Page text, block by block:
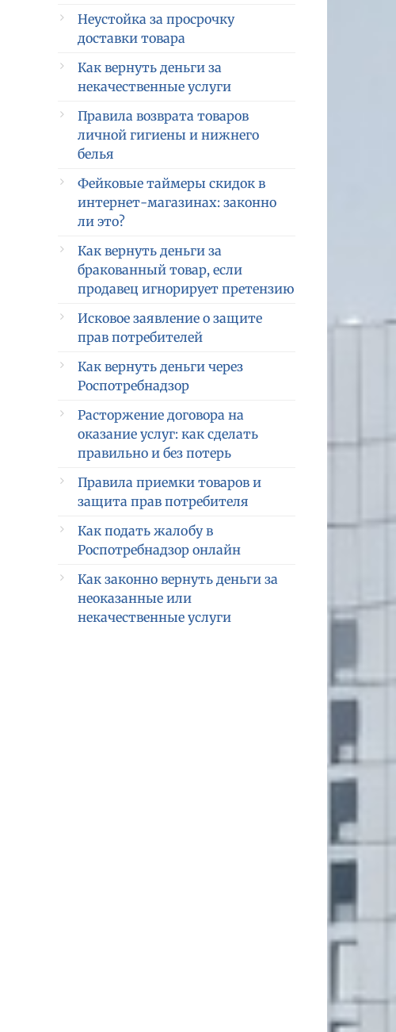
Неустойка за просрочку
доставки товара
Как вернуть деньги за
некачественные услуги
Правила возврата товаров
личной гигиены и нижнего
белья
Фейковые таймеры скидок в
интернет-магазинах: законно
ли это?
Как вернуть деньги за
бракованный товар, если
продавец игнорирует претензию
Исковое заявление о защите
прав потребителей
Как вернуть деньги через
Роспотребнадзор
Расторжение договора на
оказание услуг: как сделать
правильно и без потерь
Правила приемки товаров и
защита прав потребителя
Как подать жалобу в
Роспотребнадзор онлайн
Как законно вернуть деньги за
неоказанные или
некачественные услуги